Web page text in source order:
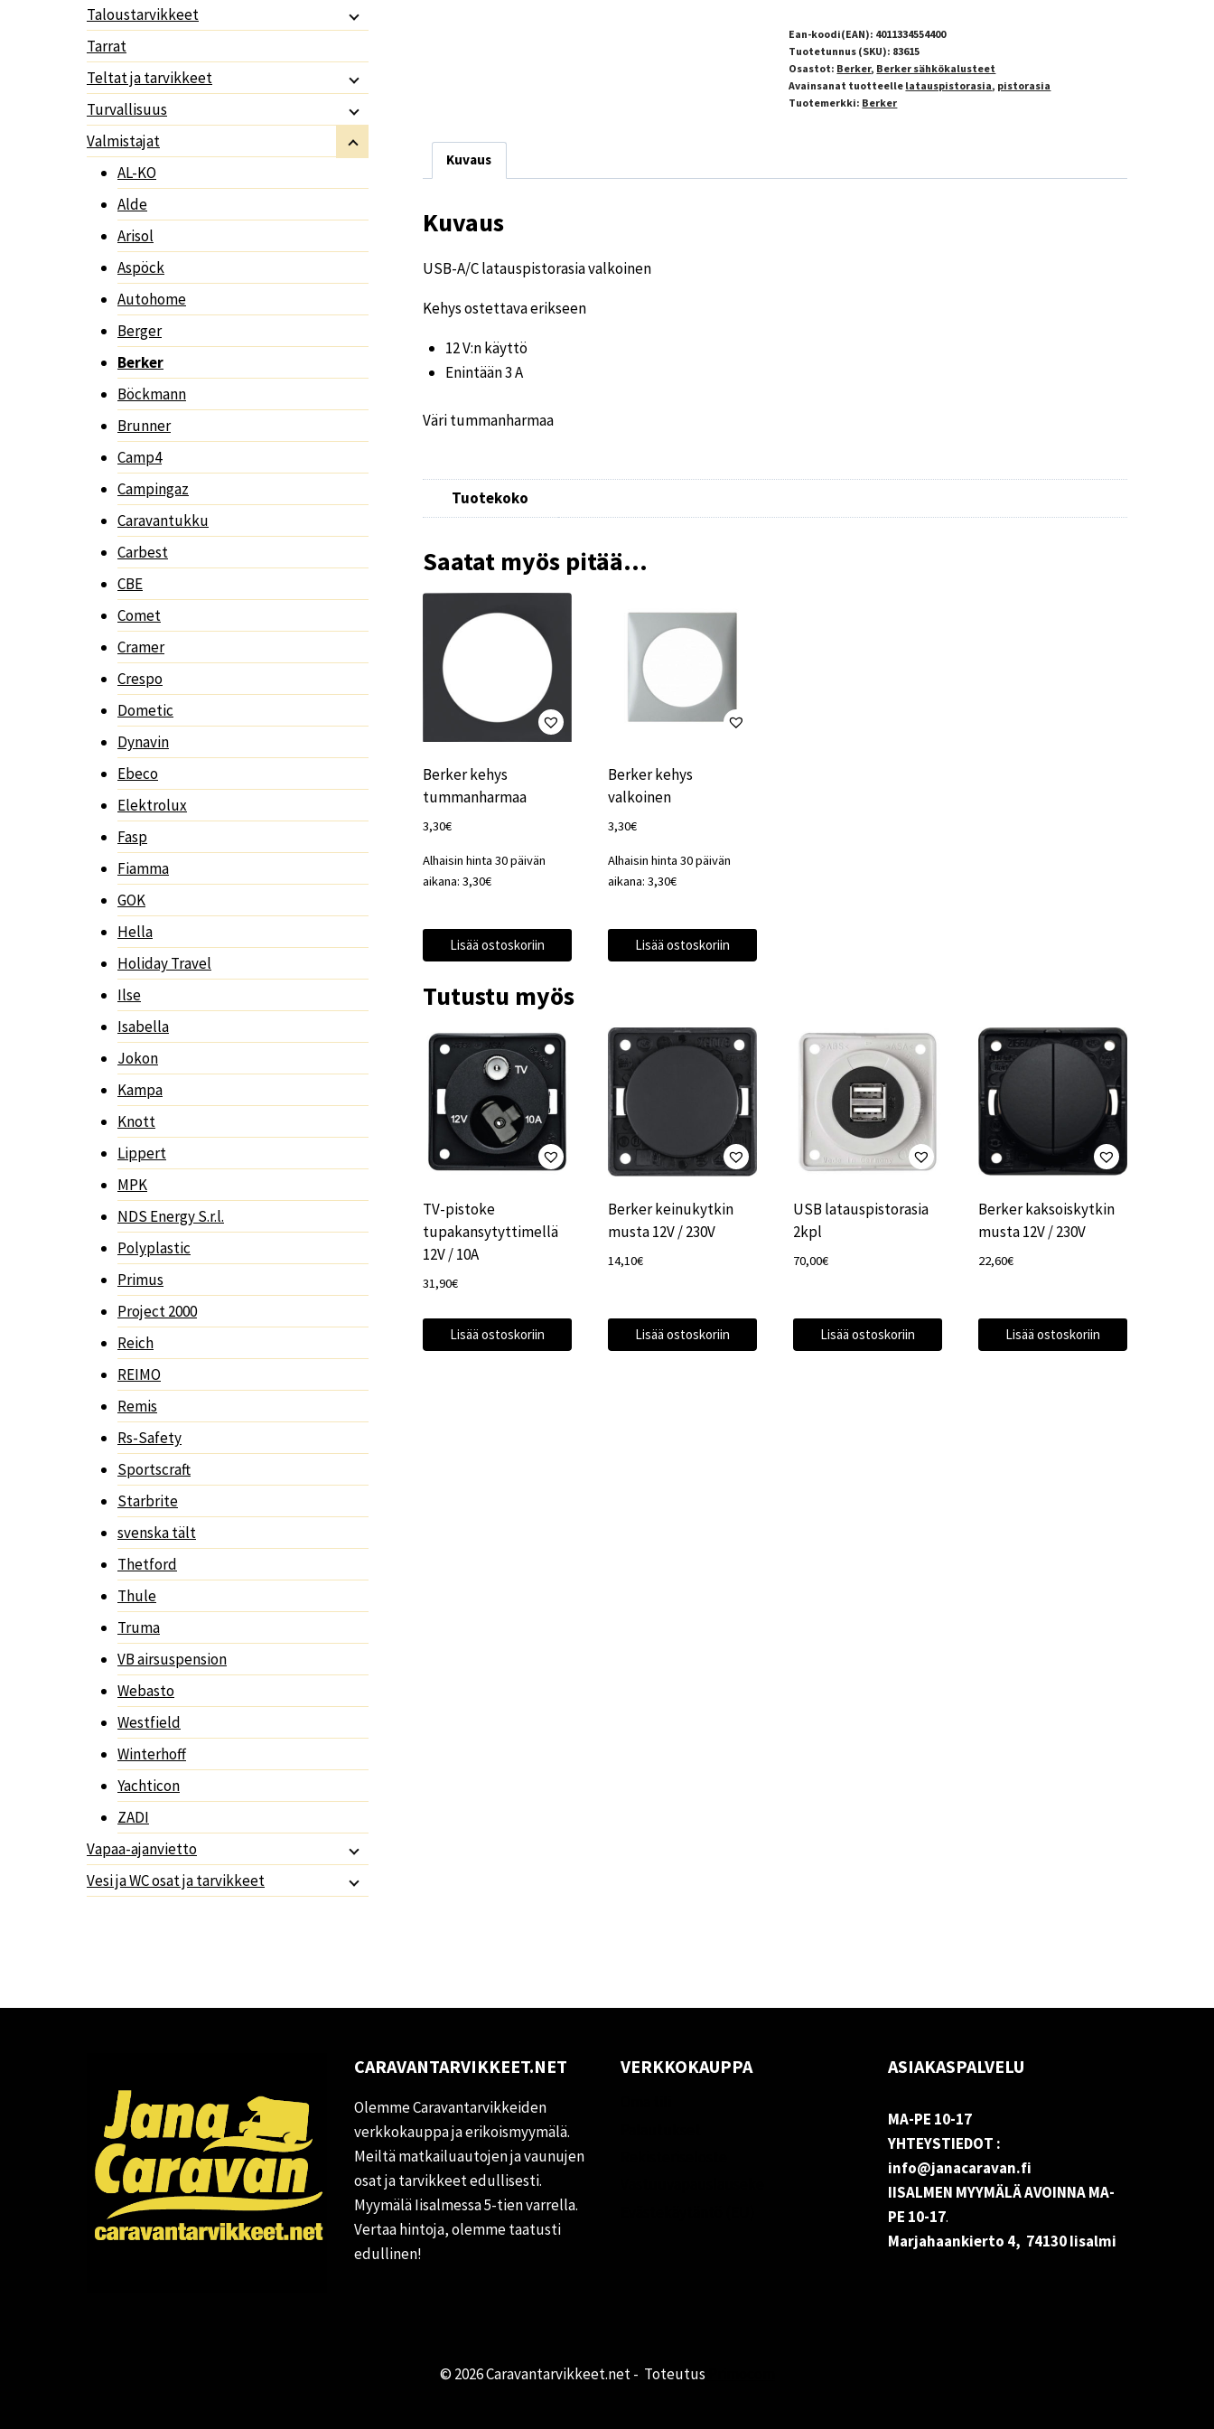
Ean-koodi(EAN): 4011334554400
Tuotetunnus (SKU): 83615
Osastot: Berker, Berker sähkökalusteet
Avainsanat tuotteelle latauspistorasia, pistorasia
Tuotemerkki: Berker
Kuvaus
Kuvaus
USB-A/C latauspistorasia valkoinen
Kehys ostettava erikseen
12 V:n käyttö
Enintään 3 A
Väri tummanharmaa
Tuotekoko
Saatat myös pitää...
Berker kehys
tummanharmaa
3,30€
Alhaisin hinta 30 päivän
aikana: 3,30€
Lisää ostoskoriin
Berker kehys
valkoinen
3,30€
Alhaisin hinta 30 päivän
aikana: 3,30€
Lisää ostoskoriin
Tutustu myös
TV-pistoke
tupakansytyttimellä
12V / 10A
31,90€
Lisää ostoskoriin
Berker keinukytkin
musta 12V / 230V
14,10€
Lisää ostoskoriin
USB latauspistorasia
2kpl
70,00€
Lisää ostoskoriin
Berker kaksoiskytkin
musta 12V / 230V
22,60€
Lisää ostoskoriin
Taloustarvikkeet
Tarrat
Teltat ja tarvikkeet
Turvallisuus
Valmistajat
AL-KO
Alde
Arisol
Aspöck
Autohome
Berger
Berker
Böckmann
Brunner
Camp4
Campingaz
Caravantukku
Carbest
CBE
Comet
Cramer
Crespo
Dometic
Dynavin
Ebeco
Elektrolux
Fasp
Fiamma
GOK
Hella
Holiday Travel
Ilse
Isabella
Jokon
Kampa
Knott
Lippert
MPK
NDS Energy S.r.l.
Polyplastic
Primus
Project 2000
Reich
REIMO
Remis
Rs-Safety
Sportscraft
Starbrite
svenska tält
Thetford
Thule
Truma
VB airsuspension
Webasto
Westfield
Winterhoff
Yachticon
ZADI
Vapaa-ajanvietto
Vesi ja WC osat ja tarvikkeet
CARAVANTARVIKKEET.NET
Olemme Caravantarvikkeiden
verkkokauppa ja erikoismyymälä.
Meiltä matkailuautojen ja vaunujen
osat ja tarvikkeet edullisesti.
Myymälä Iisalmessa 5-tien varrella.
Vertaa hintoja, olemme taatusti
edullinen!
VERKKOKAUPPA ASIAKASPALVELU
MA-PE 10-17
YHTEYSTIEDOT :
info@janacaravan.fi
IISALMEN MYYMÄLÄ AVOINNA MA-
PE 10-17.
Marjahaankierto 4, 74130 Iisalmi
© 2026 Caravantarvikkeet.net - Toteutus